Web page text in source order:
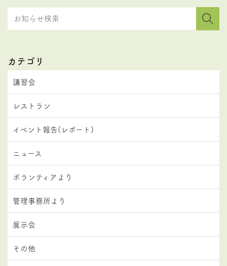
カテゴリ
講習会
レストラン
イベント報告(レポート)
ニュース
ボランティアより
管理事務所より
展示会
その他